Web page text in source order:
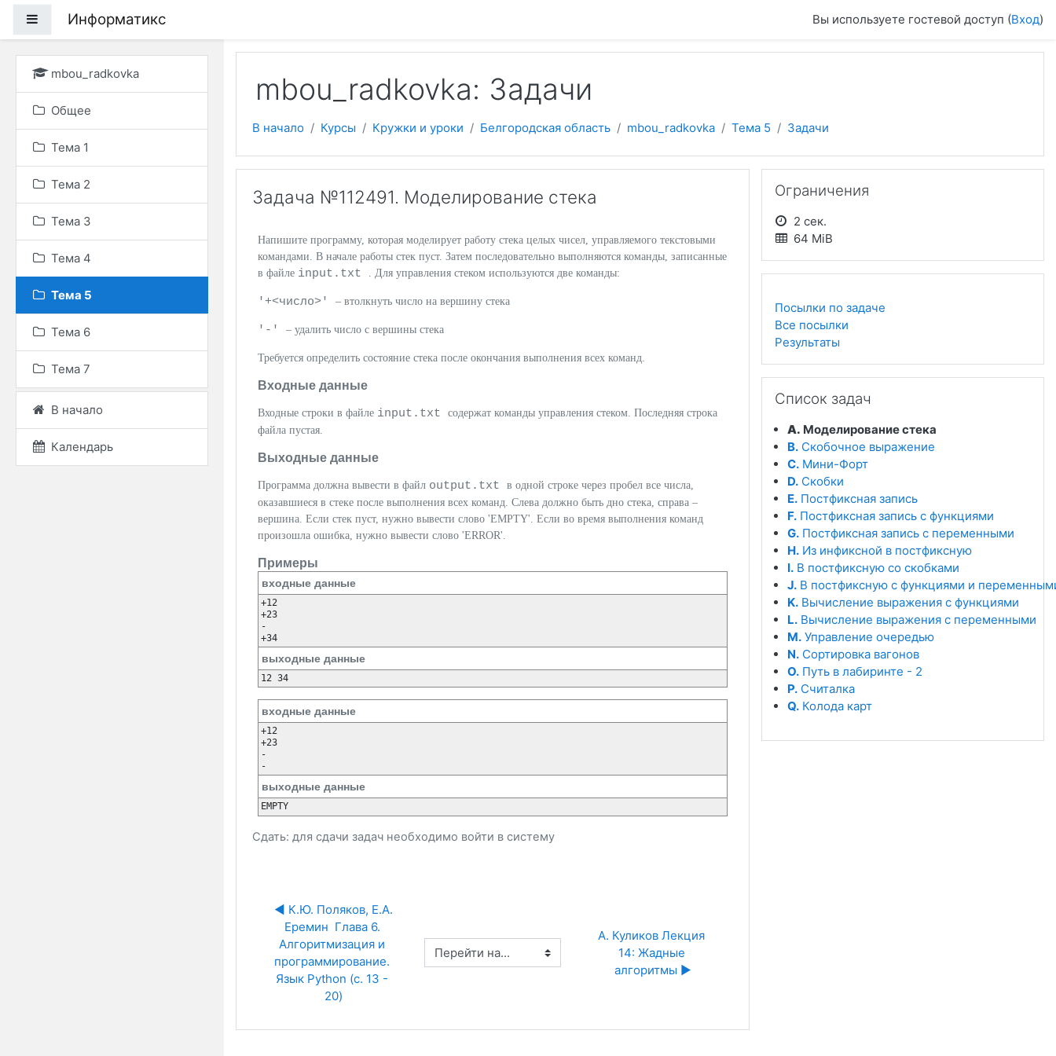
Боковая панель
Информатикс Вы используете гостевой доступ (Вход)
mbou_radkovka
Общее
Тема 1
Тема 2
Тема 3
Тема 4
Тема 5
Тема 6
Тема 7
В начало
Календарь
mbou_radkovka: Задачи
В начало Курсы Кружки и уроки Белгородская область mbou_radkovka Тема 5 Задачи
Задача №112491. Моделирование стека
Напишите программу, которая моделирует работу стека целых чисел, управляемого текстовыми
командами. В начале работы стек пуст. Затем последовательно выполняются команды, записанные
в файле input.txt . Для управления стеком используются две команды:
'+<число>' – втолкнуть число на вершину стека
'-' – удалить число с вершины стека
Требуется определить состояние стека после окончания выполнения всех команд.
Входные данные
Входные строки в файле input.txt содержат команды управления стеком. Последняя строка
файла пустая.
Выходные данные
Программа должна вывести в файл output.txt в одной строке через пробел все числа,
оказавшиеся в стеке после выполнения всех команд. Слева должно быть дно стека, справа –
вершина. Если стек пуст, нужно вывести слово 'EMPTY'. Если во время выполнения команд
произошла ошибка, нужно вывести слово 'ERROR'.
Примеры
входные данные
+12
+23
-
+34
выходные данные
12 34
входные данные
+12
+23
-
-
выходные данные
EMPTY
Сдать: для сдачи задач необходимо войти в систему
◀︎ К.Ю. Поляков, Е.А.
Еремин  Глава 6.
Алгоритмизация и
программирование.
Язык Python (с. 13 -
20)
Перейти на...
А. Куликов Лекция
14: Жадные
алгоритмы ▶︎
Ограничения
2 сек.
64 MiB
Посылки по задаче
Все посылки
Результаты
Список задач
A. Моделирование стека
B. Скобочное выражение
C. Мини-Форт
D. Скобки
E. Постфиксная запись
F. Постфиксная запись с функциями
G. Постфиксная запись с переменными
H. Из инфиксной в постфиксную
I. В постфиксную со скобками
J. В постфиксную с функциями и
K. Вычисление выражения с функциями
L. Вычисление выражения с переменными
M. Управление очередью
N. Сортировка вагонов
O. Путь в лабиринте - 2
P. Считалка
Q. Колода карт